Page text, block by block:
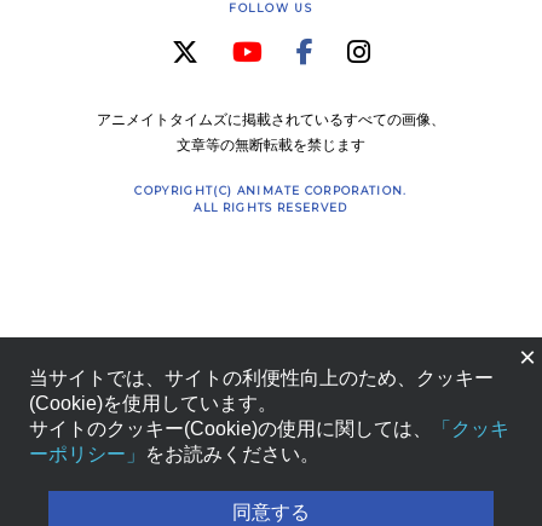
FOLLOW US
アニメイトタイムズに掲載されているすべての画像、
文章等の無断転載を禁じます
COPYRIGHT(C) ANIMATE CORPORATION.
ALL RIGHTS RESERVED
×
当サイトでは、サイトの利便性向上のため、クッキー
(Cookie)を使用しています。
サイトのクッキー(Cookie)の使用に関しては、
「クッキ
ーポリシー」
をお読みください。
同意する